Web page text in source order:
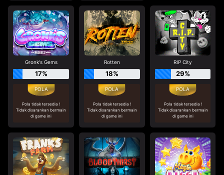
Gronk's Gems
17%
Pola tidak tersedia !
Tidak disarankan bermain
di game ini
Rotten
18%
Pola tidak tersedia !
Tidak disarankan bermain
di game ini
RIP City
29%
Pola tidak tersedia !
Tidak disarankan bermain
di game ini